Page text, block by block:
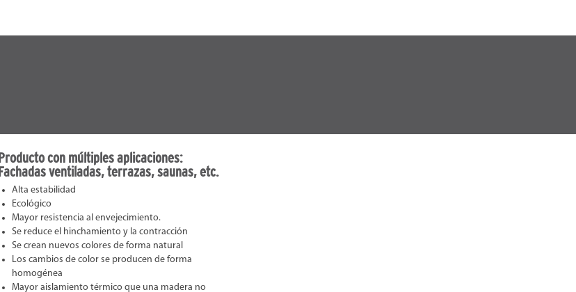
Producto con múltiples aplicaciones:
Fachadas ventiladas, terrazas, saunas, etc.
Alta estabilidad
Ecológico
Mayor resistencia al envejecimiento.
Se reduce el hinchamiento y la contracción
Se crean nuevos colores de forma natural
Los cambios de color se producen de forma
homogénea
Mayor aislamiento térmico que una madera no